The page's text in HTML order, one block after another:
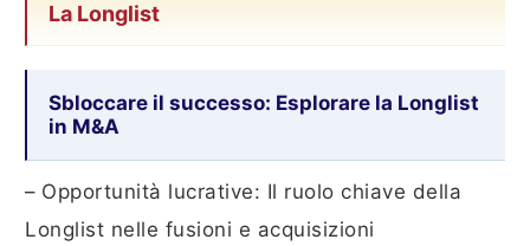
La Longlist
Sbloccare il successo: Esplorare la Longlist
in M&A
– Opportunità lucrative: Il ruolo chiave della
Longlist nelle fusioni e acquisizioni